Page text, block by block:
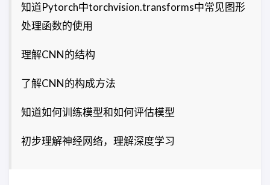
知道Pytorch中torchvision.transforms中常见图形
处理函数的使用
理解CNN的结构
了解CNN的构成方法
知道如何训练模型和如何评估模型
初步理解神经网络，理解深度学习